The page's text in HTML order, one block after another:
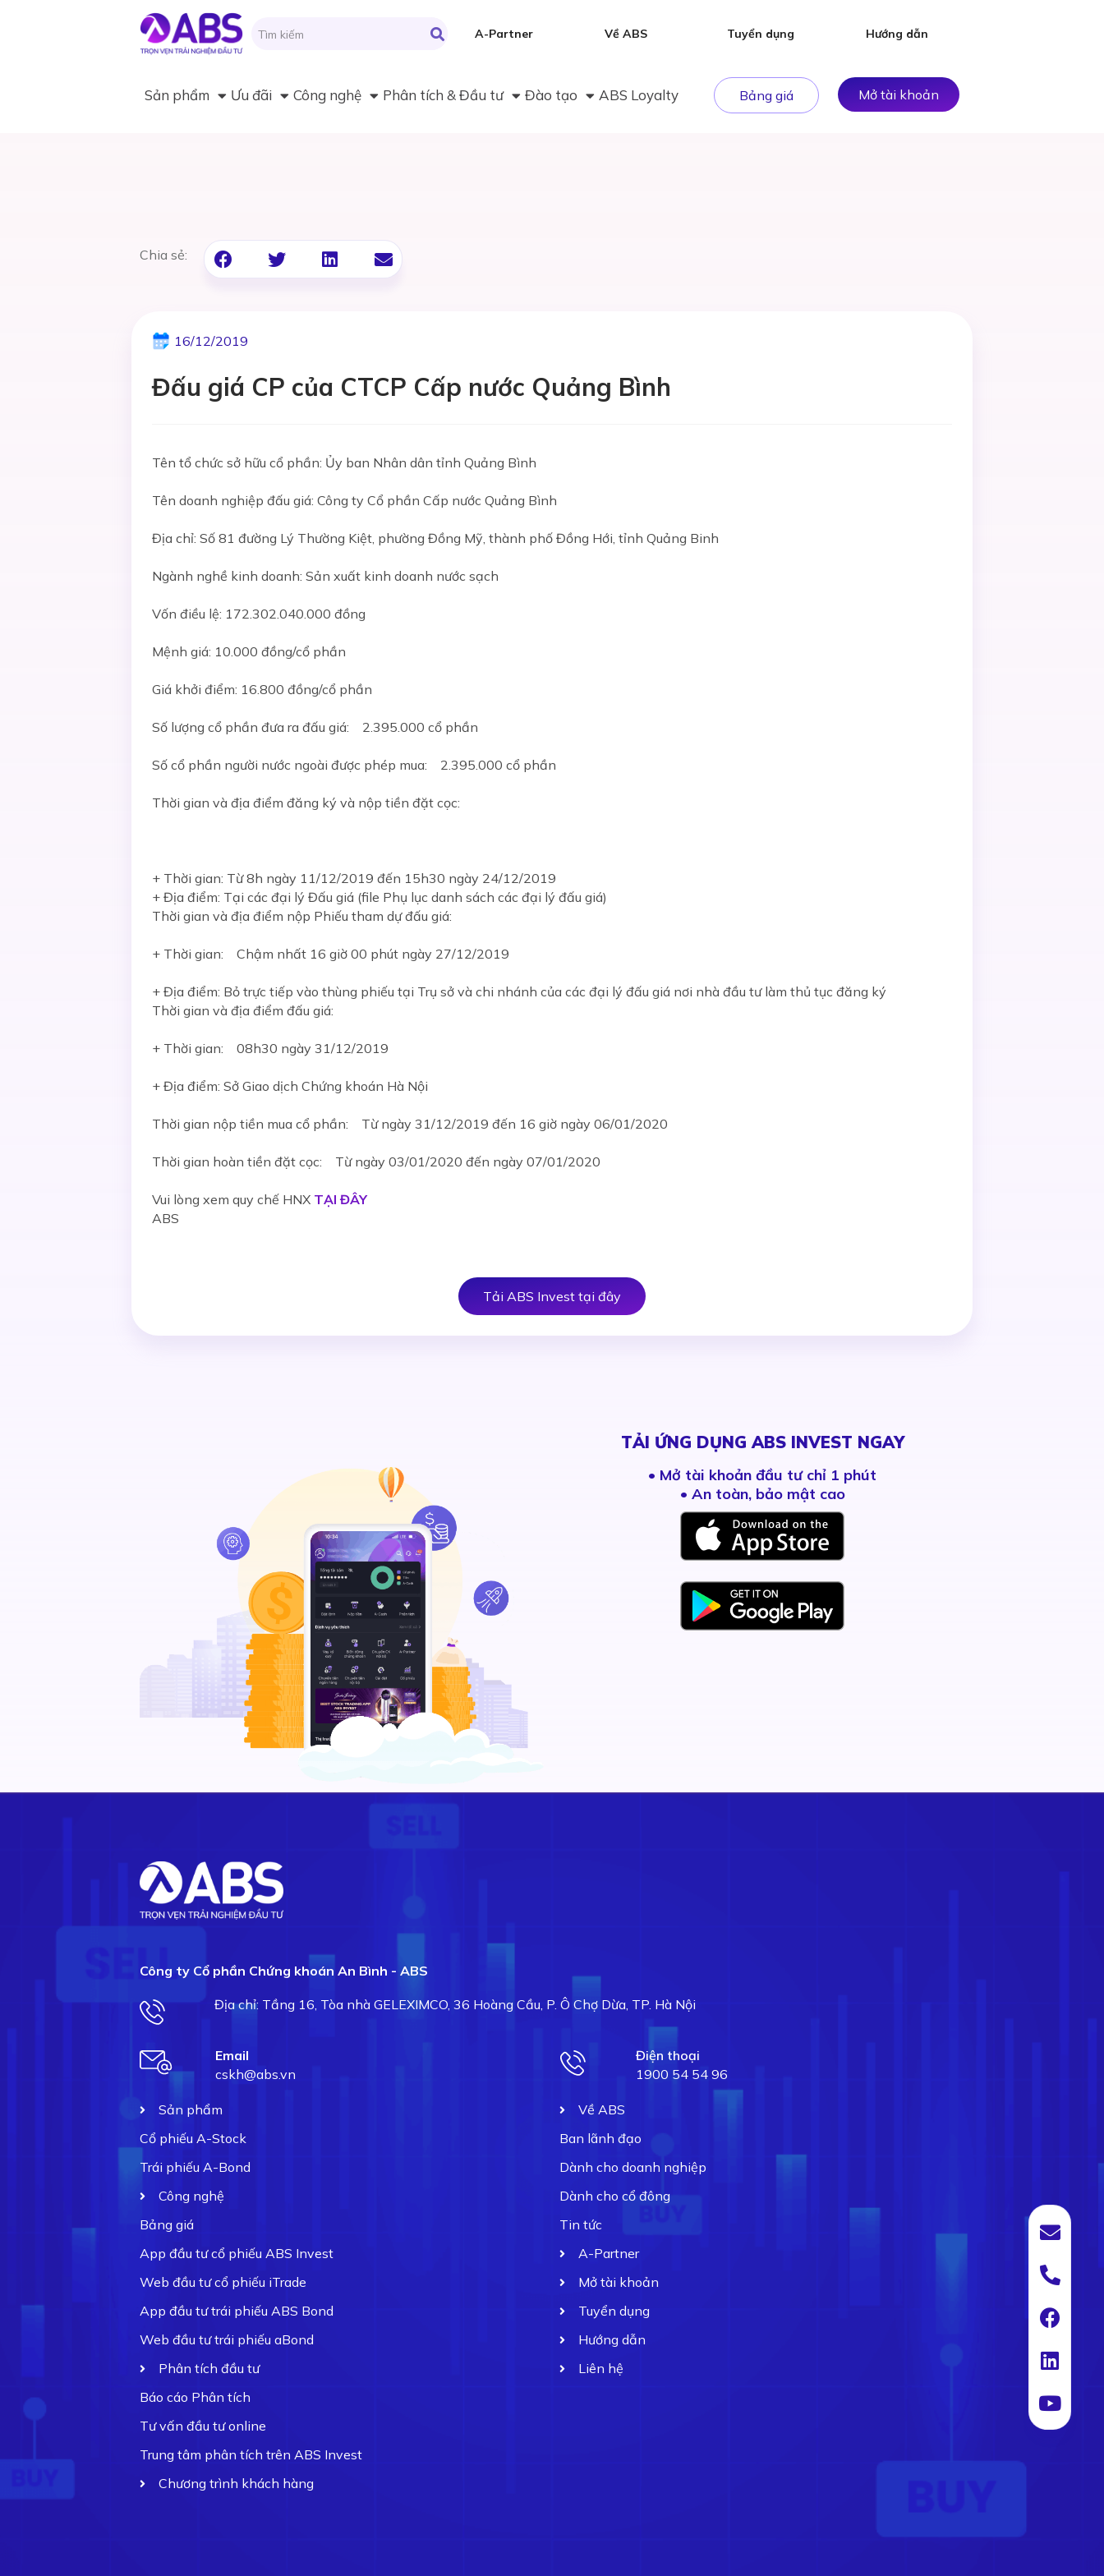
A-Partner Về ABS Tuyển dụng Hướng dẫn
Sản phẩm Ưu đãi Công nghệ Phân tích & Đầu tư Đào tạo ABS Loyalty Bảng giá Mở tài khoản
Chia sẻ:
16/12/2019
Đấu giá CP của CTCP Cấp nước Quảng Bình
Tên tổ chức sở hữu cổ phần: Ủy ban Nhân dân tỉnh Quảng Bình
Tên doanh nghiệp đấu giá: Công ty Cổ phần Cấp nước Quảng Bình
Địa chỉ: Số 81 đường Lý Thường Kiệt, phường Đồng Mỹ, thành phố Đồng Hới, tỉnh Quảng Binh
Ngành nghề kinh doanh: Sản xuất kinh doanh nước sạch
Vốn điều lệ: 172.302.040.000 đồng
Mệnh giá: 10.000 đồng/cổ phần
Giá khởi điểm: 16.800 đồng/cổ phần
Số lượng cổ phần đưa ra đấu giá: 2.395.000 cổ phần
Số cổ phần người nước ngoài được phép mua: 2.395.000 cổ phần
Thời gian và địa điểm đăng ký và nộp tiền đặt cọc:
+ Thời gian: Từ 8h ngày 11/12/2019 đến 15h30 ngày 24/12/2019
+ Địa điểm: Tại các đại lý Đấu giá (file Phụ lục danh sách các đại lý đấu giá)
Thời gian và địa điểm nộp Phiếu tham dự đấu giá:
+ Thời gian: Chậm nhất 16 giờ 00 phút ngày 27/12/2019
+ Địa điểm: Bỏ trực tiếp vào thùng phiếu tại Trụ sở và chi nhánh của các đại lý đấu giá nơi nhà đầu tư làm thủ tục đăng ký
Thời gian và địa điểm đấu giá:
+ Thời gian: 08h30 ngày 31/12/2019
+ Địa điểm: Sở Giao dịch Chứng khoán Hà Nội
Thời gian nộp tiền mua cổ phần: Từ ngày 31/12/2019 đến 16 giờ ngày 06/01/2020
Thời gian hoàn tiền đặt cọc: Từ ngày 03/01/2020 đến ngày 07/01/2020
Vui lòng xem quy chế HNX TẠI ĐÂY
ABS
Tải ABS Invest tại đây
TẢI ỨNG DỤNG ABS INVEST NGAY
• Mở tài khoản đầu tư chỉ 1 phút
• An toàn, bảo mật cao
Công ty Cổ phần Chứng khoán An Bình - ABS
Địa chỉ: Tầng 16, Tòa nhà GELEXIMCO, 36 Hoàng Cầu, P. Ô Chợ Dừa, TP. Hà Nội
Email
cskh@abs.vn
Điện thoại
1900 54 54 96
Sản phẩm
Cổ phiếu A-Stock
Trái phiếu A-Bond
Công nghệ
Bảng giá
App đầu tư cổ phiếu ABS Invest
Web đầu tư cổ phiếu iTrade
App đầu tư trái phiếu ABS Bond
Web đầu tư trái phiếu aBond
Phân tích đầu tư
Báo cáo Phân tích
Tư vấn đầu tư online
Trung tâm phân tích trên ABS Invest
Chương trình khách hàng
Về ABS
Ban lãnh đạo
Dành cho doanh nghiệp
Dành cho cổ đông
Tin tức
A-Partner
Mở tài khoản
Tuyển dụng
Hướng dẫn
Liên hệ